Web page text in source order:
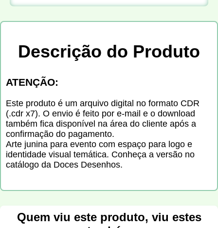
Descrição do Produto
ATENÇÃO:
Este produto é um arquivo digital no formato CDR
(.cdr x7). O envio é feito por e-mail e o download
também fica disponível na área do cliente após a
confirmação do pagamento.
Arte junina para evento com espaço para logo e
identidade visual temática. Conheça a versão no
catálogo da Doces Desenhos.
Quem viu este produto, viu estes